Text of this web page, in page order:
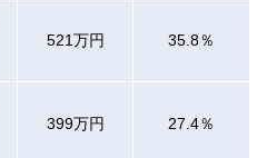
521万円 35.8％
399万円 27.4％